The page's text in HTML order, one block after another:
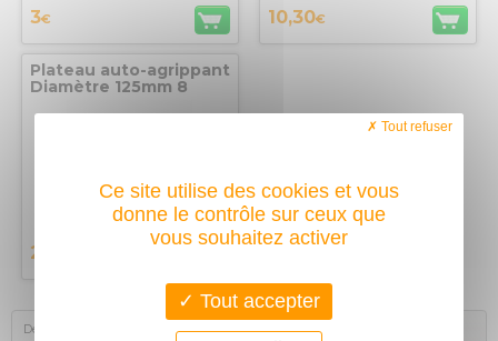
3€ 10,30€
Plateau auto-agrippant
Diamètre 125mm 8
21,60
Description Produits complémentaires
Ce site utilise des cookies et vous
donne le contrôle sur ceux que
vous souhaitez activer
Tout accepter
Tout refuser